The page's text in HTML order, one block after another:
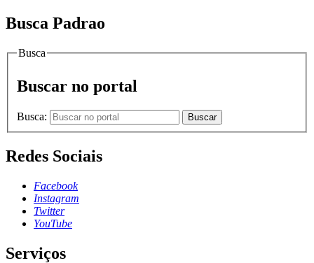
Busca Padrao
Busca
Buscar no portal
Busca: Buscar
Redes Sociais
Facebook
Instagram
Twitter
YouTube
Serviços